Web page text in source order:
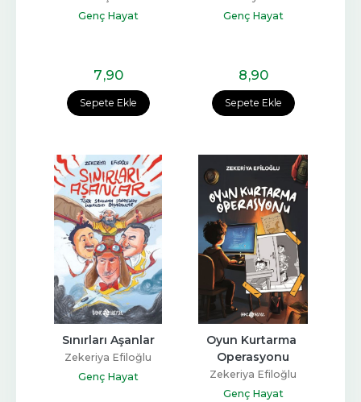
Sepete Ekle
Genç Hayat
7,90
Sepete Ekle
Genç Hayat
8,90
Sınırları Aşanlar
Zekeriya Efiloğlu
Genç Hayat
Oyun Kurtarma
Operasyonu
Zekeriya Efiloğlu
Genç Hayat